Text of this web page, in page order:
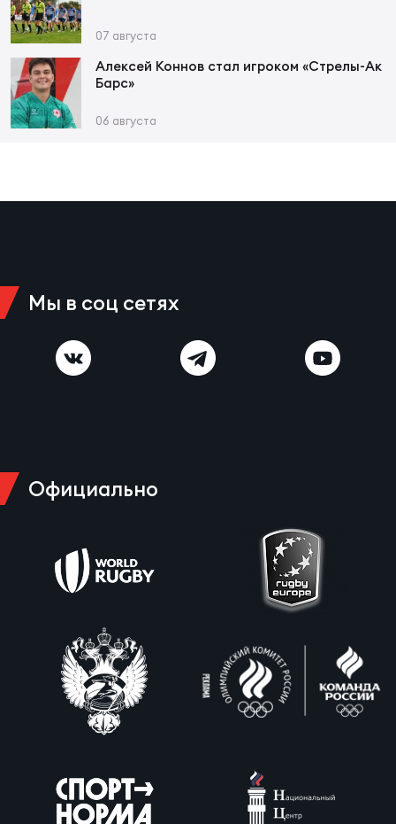
07 августа
Алексей Коннов стал игроком «Стрелы-Ак
Барс»
06 августа
Мы в соц сетях
Официально